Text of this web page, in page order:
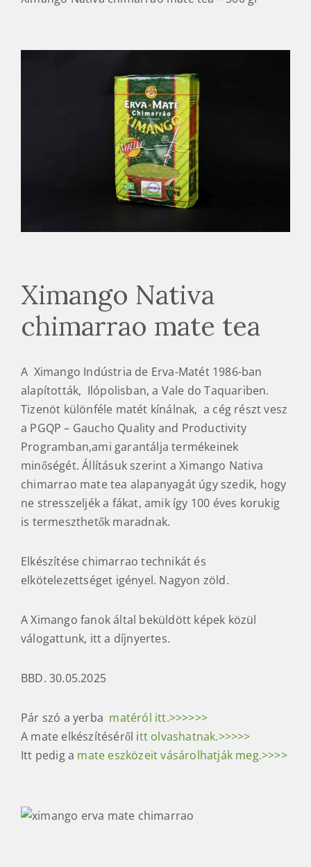
Ximango Nativa
chimarrao mate tea
A Ximango Indústria de Erva-Matét 1986-ban
alapították, Ilópolisban, a Vale do Taquariben.
Tizenöt különféle matét kínálnak, a cég részt vesz
a PGQP – Gaucho Quality and Productivity
Programban,ami garantálja termékeinek
minőségét. Állításuk szerint a Ximango Nativa
chimarrao mate tea alapanyagát úgy szedik, hogy
ne stresszeljék a fákat, amik így 100 éves korukig
is termeszthetők maradnak.
Elkészítése chimarrao technikát és
elkötelezettséget igényel. Nagyon zöld.
A Ximango fanok által beküldött képek közül
válogattunk, itt a díjnyertes.
BBD. 30.05.2025
Pár szó a yerba matéról itt.>>>>>>
A mate elkészítéséről itt olvashatnak.>>>>>
Itt pedig a mate eszközeit vásárolhatják meg.>>>>